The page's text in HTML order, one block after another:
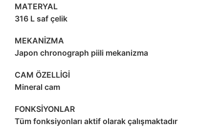
MATERYAL
316 L saf çelik
MEKANİZMA
Japon chronograph piili mekanizma
CAM ÖZELLİGİ
Mineral cam
FONKSİYONLAR
Tüm fonksiyonları aktif olarak çalışmaktadır